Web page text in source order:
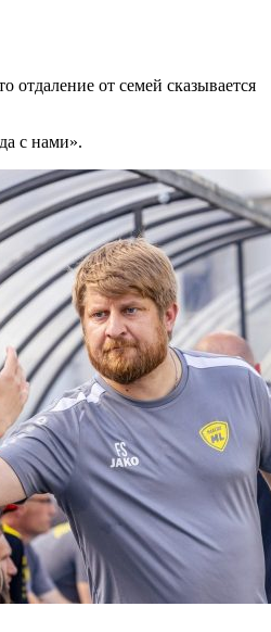
отдаление от семей сказывается
с нами».